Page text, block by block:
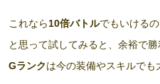
これなら10倍バトルでもいける
と思って試してみると、余裕で勝
Gランクは今の装備やスキルでも